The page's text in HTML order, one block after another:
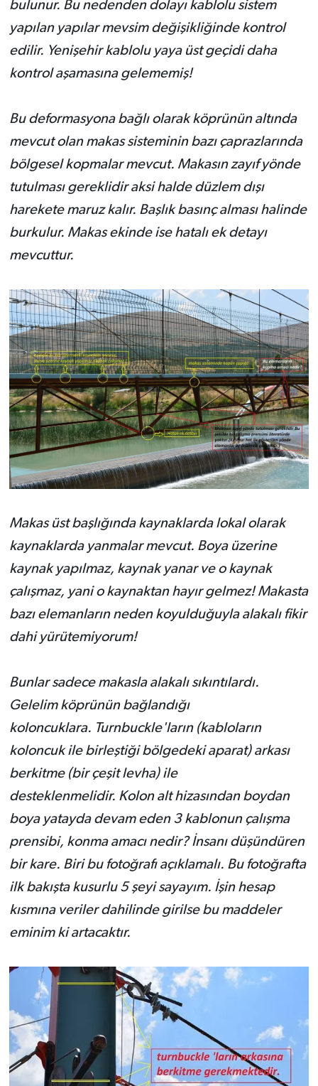
bulunur. Bu nedenden dolayı kablolu sistem
yapılan yapılar mevsim değişikliğinde kontrol
edilir. Yenişehir kablolu yaya üst geçidi daha
kontrol aşamasına gelememiş!
Bu deformasyona bağlı olarak köprünün altında
mevcut olan makas sisteminin bazı çaprazlarında
bölgesel kopmalar mevcut. Makasın zayıf yönde
tutulması gereklidir aksi halde düzlem dışı
harekete maruz kalır. Başlık basınç alması halinde
burkulur. Makas ekinde ise hatalı ek detayı
mevcuttur.
Makas üst başlığında kaynaklarda lokal olarak
kaynaklarda yanmalar mevcut. Boya üzerine
kaynak yapılmaz, kaynak yanar ve o kaynak
çalışmaz, yani o kaynaktan hayır gelmez! Makasta
bazı elemanların neden koyulduğuyla alakalı fikir
dahi yürütemiyorum!
Bunlar sadece makasla alakalı sıkıntılardı.
Gelelim köprünün bağlandığı
koloncuklara. Turnbuckle'ların (kabloların
koloncuk ile birleştiği bölgedeki aparat) arkası
berkitme (bir çeşit levha) ile
desteklenmelidir. Kolon alt hizasından boydan
boya yatayda devam eden 3 kablonun çalışma
prensibi, konma amacı nedir? İnsanı düşündüren
bir kare. Biri bu fotoğrafı açıklamalı. Bu fotoğrafta
ilk bakışta kusurlu 5 şeyi sayayım. İşin hesap
kısmına veriler dahilinde girilse bu maddeler
eminim ki artacaktır.